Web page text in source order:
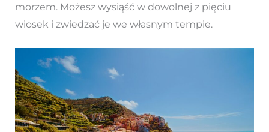
morzem. Możesz wysiąść w dowolnej z pięciu
wiosek i zwiedzać je we własnym tempie.